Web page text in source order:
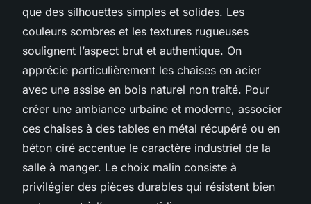
que des silhouettes simples et solides. Les
couleurs sombres et les textures rugueuses
soulignent l’aspect brut et authentique. On
apprécie particulièrement les chaises en acier
avec une assise en bois naturel non traité. Pour
créer une ambiance urbaine et moderne, associer
ces chaises à des tables en métal récupéré ou en
béton ciré accentue le caractère industriel de la
salle à manger. Le choix malin consiste à
privilégier des pièces durables qui résistent bien